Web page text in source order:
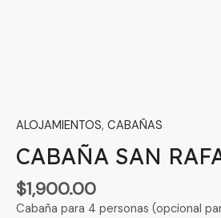
ALOJAMIENTOS, CABAÑAS
CABAÑA SAN
$1,900.00
Cabaña para 4 personas (opcional